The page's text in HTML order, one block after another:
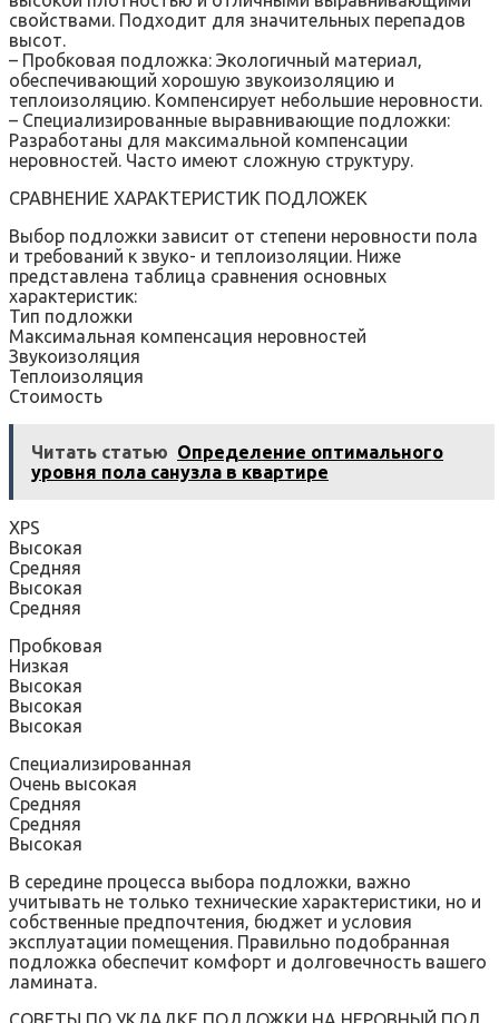
свойствами. Подходит для значительных перепадов
высот.
– Пробковая подложка: Экологичный материал‚
обеспечивающий хорошую звукоизоляцию и
теплоизоляцию. Компенсирует небольшие неровности.
– Специализированные выравнивающие подложки:
Разработаны для максимальной компенсации
неровностей. Часто имеют сложную структуру.
СРАВНЕНИЕ ХАРАКТЕРИСТИК ПОДЛОЖЕК
Выбор подложки зависит от степени неровности пола
и требований к звуко- и теплоизоляции. Ниже
представлена таблица сравнения основных
характеристик:
Тип подложки
Максимальная компенсация неровностей
Звукоизоляция
Теплоизоляция
Стоимость
Читать статью Определение оптимального
уровня пола санузла в квартире
XPS
Высокая
Средняя
Высокая
Средняя
Пробковая
Низкая
Высокая
Высокая
Высокая
Специализированная
Очень высокая
Средняя
Средняя
Высокая
В середине процесса выбора подложки‚ важно
учитывать не только технические характеристики‚ но и
собственные предпочтения‚ бюджет и условия
эксплуатации помещения. Правильно подобранная
подложка обеспечит комфорт и долговечность вашего
ламината.